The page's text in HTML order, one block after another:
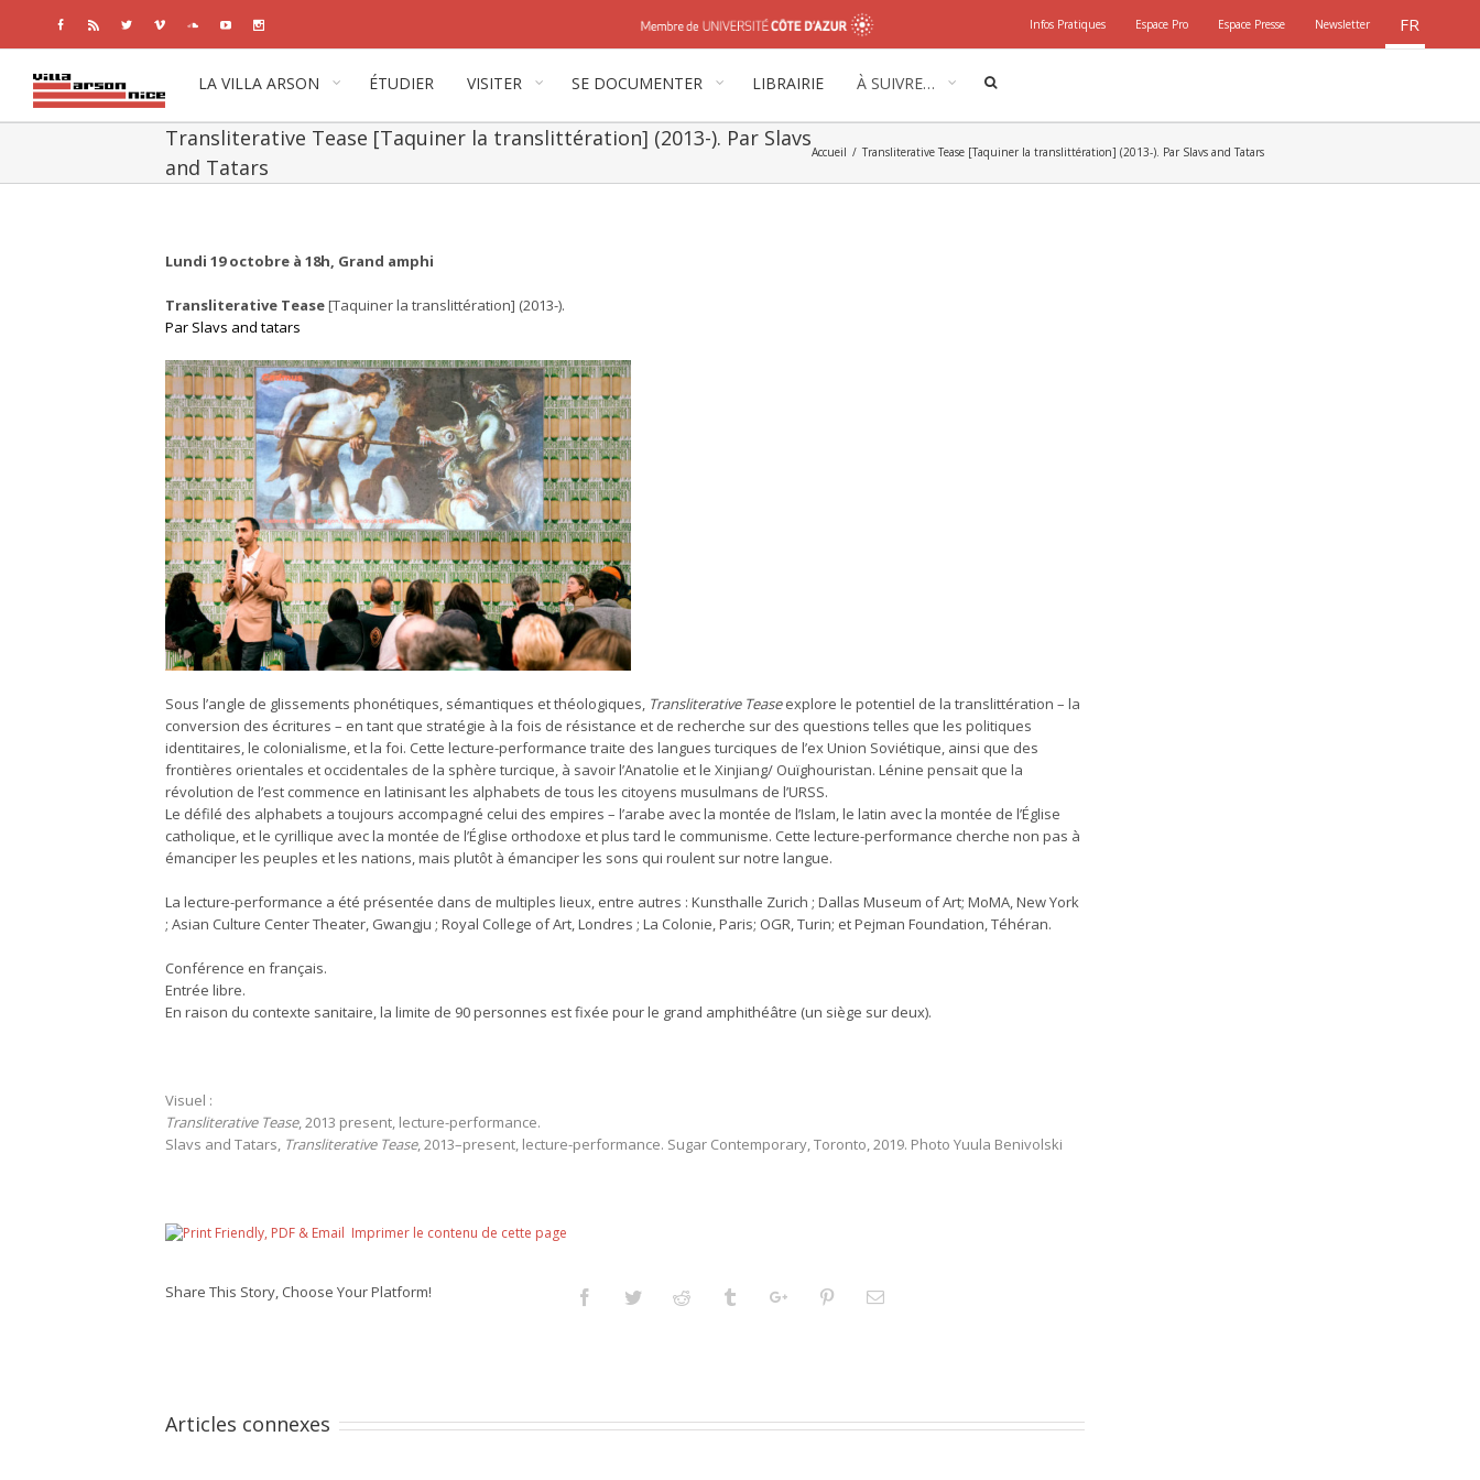
FacebookRss Twitter Vimeo SoundcloudYoutube Infos Pratiques Espace Pro Espace Presse Newsletter FR
LA VILLA ARSON ÉTUDIER VISITER SE DOCUMENTER LIBRAIRIE À SUIVRE…
Transliterative Tease [Taquiner la translittération] (2013-). Par Slavs
and Tatars
Accueil / Transliterative Tease [Taquiner la translittération] (2013-). Par Slavs and Tatars
Image
Lundi 19 octobre à 18h, Grand amphi
Transliterative Tease[Taquiner la translittération] (2013-).
Par Slavs and tatars
Sous l’angle de glissements phonétiques, sémantiques et théologiques, Transliterative Teaseexplore le potentiel de la translittération – la
conversion des écritures – en tant que stratégie à la fois de résistance et de recherche sur des questions telles que les politiques
identitaires, le colonialisme, et la foi. Cette lecture-performance traite des langues turciques de l’ex Union Soviétique, ainsi que des
frontières orientales et occidentales de la sphère turcique, à savoir l’Anatolie et le Xinjiang/ Ouïghouristan. Lénine pensait que la
révolution de l’est commence en latinisant les alphabets de tous les citoyens musulmans de l’URSS.
Le défilé des alphabets a toujours accompagné celui des empires – l’arabe avec la montée de l’Islam, le latin avec la montée de l’Église
catholique, et le cyrillique avec la montée de l’Église orthodoxe et plus tard le communisme. Cette lecture-performance cherche non pas à
émanciper les peuples et les nations, mais plutôt à émanciper les sons qui roulent sur notre langue.
La lecture-performance a été présentée dans de multiples lieux, entre autres : Kunsthalle Zurich ; Dallas Museum of Art; MoMA, New York
; Asian Culture Center Theater, Gwangju ; Royal College of Art, Londres ; La Colonie, Paris; OGR, Turin; et Pejman Foundation, Téhéran.
Conférence en français.
Entrée libre.
En raison du contexte sanitaire, la limite de 90 personnes est fixée pour le grand amphithéâtre (un siège sur deux).
Visuel :
Transliterative Tease, 2013 present, lecture-performance.
Slavs and Tatars, Transliterative Tease, 2013–present, lecture-performance. Sugar Contemporary, Toronto, 2019. Photo Yuula Benivolski
Imprimer le contenu de cette page
Share This Story, Choose Your Platform! FacebookTwitterReddit TumblrGoogleplusPinterestEmail
Articles connexes